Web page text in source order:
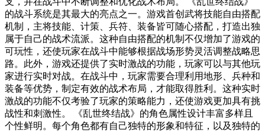
的战斗系统是其最大的亮点之一。游戏首创武将技能自由搭配
机制，主将技能、计策、兵符、装备皆可随心搭配，打造出独
属于自己的战术流派。这种自由搭配的机制不仅增加了游戏的
可玩性，还使玩家在战斗中能够根据战场形势灵活调整战略思
路。此外，游戏还提供了实时激战的功能，玩家可以与其他玩
家进行实时对战。在战斗中，玩家需要合理利用地形、兵种和
装备等优势，制定有效的战术布局，才能取得胜利。这种实时
激战的功能不仅考验了玩家的策略能力，还使游戏更加具有挑
战性和刺激性。 《乱世终结战》的角色属性设计丰富多样且
个性鲜明。每个角色都有自己独特的形象和特征，以及独特的